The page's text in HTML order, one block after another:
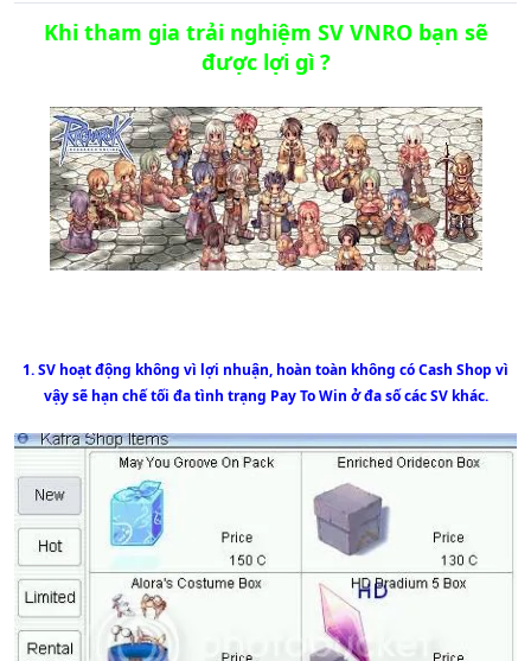
Khi tham gia trải nghiệm SV VNRO bạn sẽ
được lợi gì ?
1. SV hoạt động không vì lợi nhuận, hoàn toàn không có Cash Shop vì
vậy sẽ hạn chế tối đa tình trạng Pay To Win ở đa số các SV khác.